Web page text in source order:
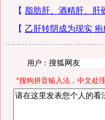
用户：
*搜狗拼音输入法，中文处